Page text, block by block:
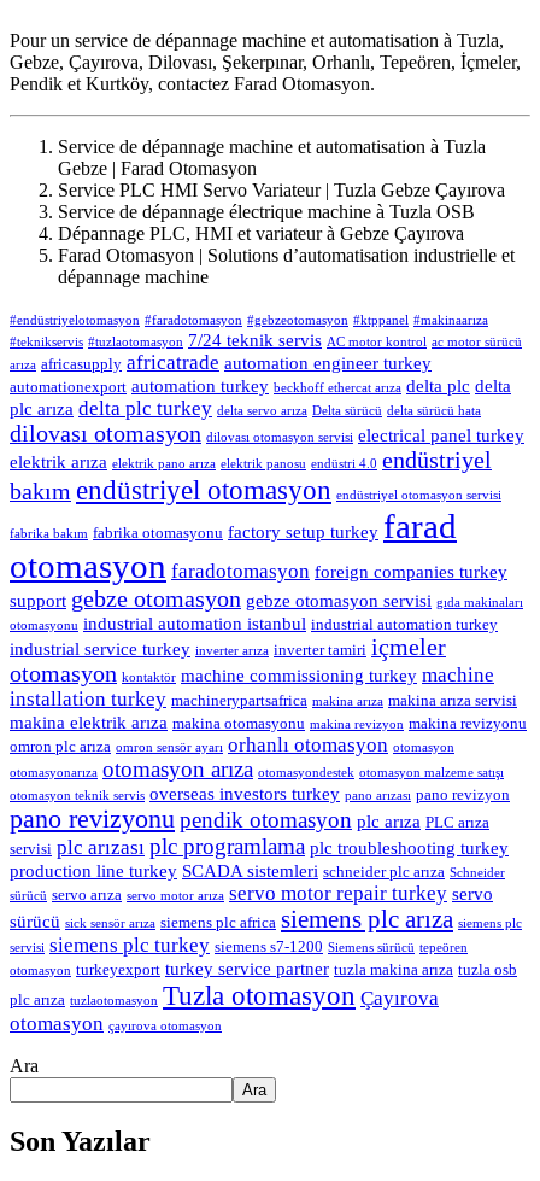
Pour un service de dépannage machine et automatisation à Tuzla,
Gebze, Çayırova, Dilovası, Şekerpınar, Orhanlı, Tepeören, İçmeler,
Pendik et Kurtköy, contactez Farad Otomasyon.
Service de dépannage machine et automatisation à Tuzla
Gebze | Farad Otomasyon
Service PLC HMI Servo Variateur | Tuzla Gebze Çayırova
Service de dépannage électrique machine à Tuzla OSB
Dépannage PLC, HMI et variateur à Gebze Çayırova
Farad Otomasyon | Solutions d’automatisation industrielle et
dépannage machine
#endüstriyelotomasyon #faradotomasyon #gebzeotomasyon #ktppanel #makinaarıza
#teknikservis #tuzlaotomasyon 7/24 teknik servis AC motor kontrol ac motor sürücü
arıza africasupply africatrade automation engineer turkey
automationexport automation turkey beckhoff ethercat arıza delta plc delta
plc arıza delta plc turkey delta servo arıza Delta sürücü delta sürücü hata
dilovası otomasyon dilovası otomasyon servisi electrical panel turkey
elektrik arıza elektrik pano arıza elektrik panosu endüstri 4.0 endüstriyel
bakım endüstriyel otomasyon endüstriyel otomasyon servisi
fabrika bakım fabrika otomasyonu factory setup turkey farad
otomasyon faradotomasyon foreign companies turkey
support gebze otomasyon gebze otomasyon servisi gıda makinaları
otomasyonu industrial automation istanbul industrial automation turkey
industrial service turkey inverter arıza inverter tamiri içmeler
otomasyon kontaktör machine commissioning turkey machine
installation turkey machinerypartsafrica makina arıza makina arıza servisi
makina elektrik arıza makina otomasyonu makina revizyon makina revizyonu
omron plc arıza omron sensör ayarı orhanlı otomasyon otomasyon
otomasyonarıza otomasyon arıza otomasyondestek otomasyon malzeme satışı
otomasyon teknik servis overseas investors turkey pano arızası pano revizyon
pano revizyonu pendik otomasyon plc arıza PLC arıza
servisi plc arızası plc programlama plc troubleshooting turkey
production line turkey SCADA sistemleri schneider plc arıza Schneider
sürücü servo arıza servo motor arıza servo motor repair turkey servo
sürücü sick sensör arıza siemens plc africa siemens plc arıza siemens plc
servisi siemens plc turkey siemens s7-1200 Siemens sürücü tepeören
otomasyon turkeyexport turkey service partner tuzla makina arıza tuzla osb
plc arıza tuzlaotomasyon Tuzla otomasyon Çayırova
otomasyon çayırova otomasyon
Ara
Ara
Son Yazılar